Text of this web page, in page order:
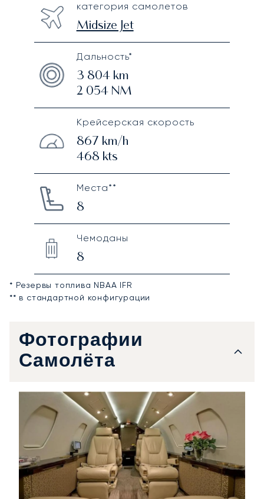
категория самолетов
Midsize Jet
Дальность*
3 804km
2 054NM
Крейсерская скорость
867 km/h
468 kts
Места**
8
Чемоданы
8
* Резервы топлива NBAA IFR
** в стандартной конфигурации
Фотографии
Самолёта